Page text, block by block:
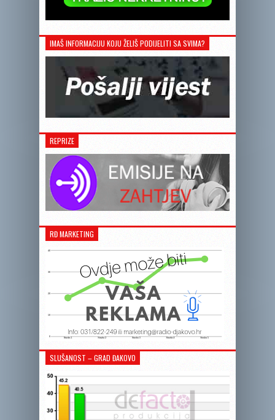
IMAŠ INFORMACIJU KOJU ŽELIŠ PODIJELITI SA SVIMA?
REPRIZE
RĐ MARKETING
SLUŠANOST – GRAD ĐAKOVO